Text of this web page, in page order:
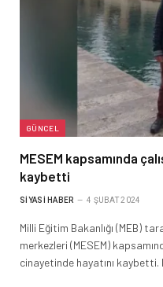
GÜNCEL
MESEM kapsamında
kaybetti
SIYASI HABER 4 ŞUBAT 2024
Milli Eğitim Bakanlığı (MEB)
merkezleri (MESEM)
cinayetinde hayatını kaybetti.